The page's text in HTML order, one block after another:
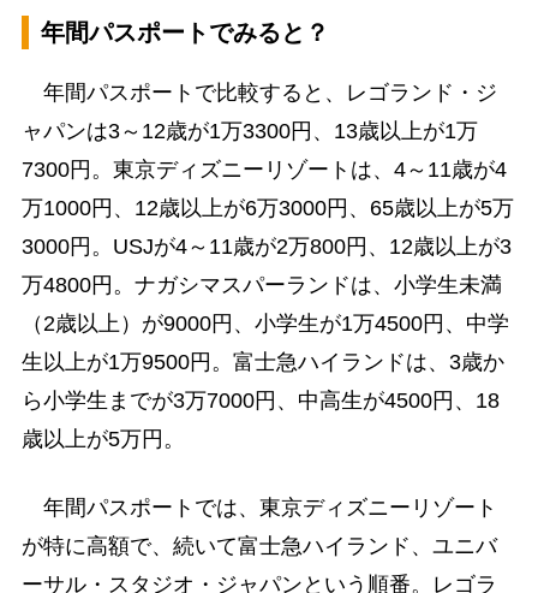
年間パスポートでみると？
年間パスポートで比較すると、レゴランド・ジ
ャパンは3～12歳が1万3300円、13歳以上が1万
7300円。東京ディズニーリゾートは、4～11歳が4
万1000円、12歳以上が6万3000円、65歳以上が5万
3000円。USJが4～11歳が2万800円、12歳以上が3
万4800円。ナガシマスパーランドは、小学生未満
（2歳以上）が9000円、小学生が1万4500円、中学
生以上が1万9500円。富士急ハイランドは、3歳か
ら小学生までが3万7000円、中高生が4500円、18
歳以上が5万円。
年間パスポートでは、東京ディズニーリゾート
が特に高額で、続いて富士急ハイランド、ユニバ
ーサル・スタジオ・ジャパンという順番。レゴラ